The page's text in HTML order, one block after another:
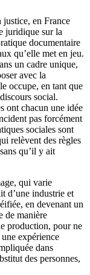
en France
juridique sur la
documentaire
qu’elle met en jeu.
un cadre unique,
avec la
occupe, en tant que
social.
ont chacun une idée
pas forcément
sociales sont
relèvent des règles
qu’il y ait
qui varie
d’une industrie et
en devenant un
de manière
production, pour ne
expérience
dans
des personnes,